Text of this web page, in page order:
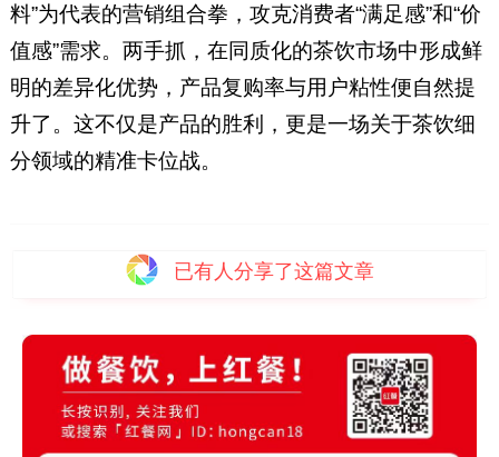
料”为代表的营销组合拳，攻克消费者“满足感”和“价
值感”需求。两手抓，在同质化的茶饮市场中形成鲜
明的差异化优势，产品复购率与用户粘性便自然提
升了。这不仅是产品的胜利，更是一场关于茶饮细
分领域的精准卡位战。
已有人分享了这篇文章